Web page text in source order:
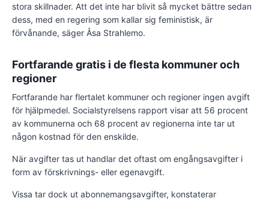
stora skillnader. Att det inte har blivit så mycket bättre sedan
dess, med en regering som kallar sig feministisk, är
förvånande, säger Åsa Strahlemo.
Fortfarande gratis i de flesta kommuner och
regioner
Fortfarande har flertalet kommuner och regioner ingen avgift
för hjälpmedel. Socialstyrelsens rapport visar att 56 procent
av kommunerna och 68 procent av regionerna inte tar ut
någon kostnad för den enskilde.
När avgifter tas ut handlar det oftast om engångsavgifter i
form av förskrivnings- eller egenavgift.
Vissa tar dock ut abonnemangsavgifter, konstaterar